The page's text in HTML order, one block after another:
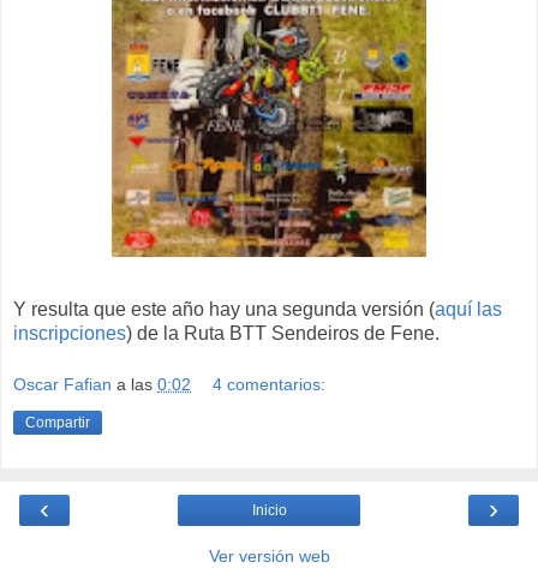
Y resulta que este año hay una segunda versión (aquí las
inscripciones) de la Ruta BTT Sendeiros de Fene.
Oscar Fafian a las 0:02 4 comentarios:
Compartir
‹ ›
Inicio
Ver versión web